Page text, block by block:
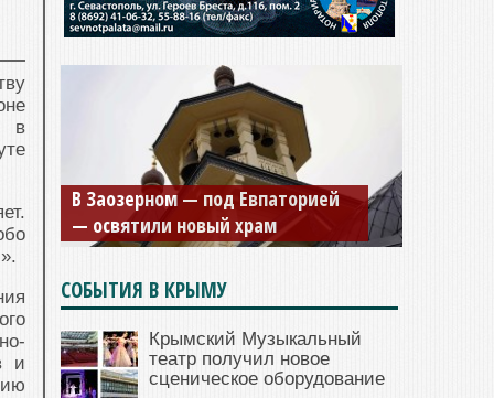
в
и
В Заозерном — под Евпаторией
— освятили новый храм
СОБЫТИЯ В КРЫМУ
Крымский Музыкальный
театр получил новое
сценическое оборудование